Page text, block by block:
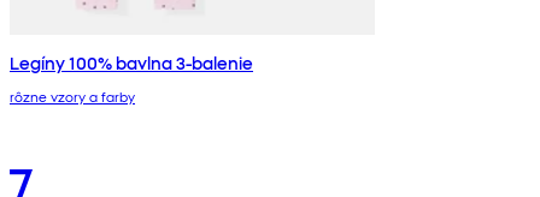
Legíny 100% bavlna 3-balenie
rôzne vzory a farby
7